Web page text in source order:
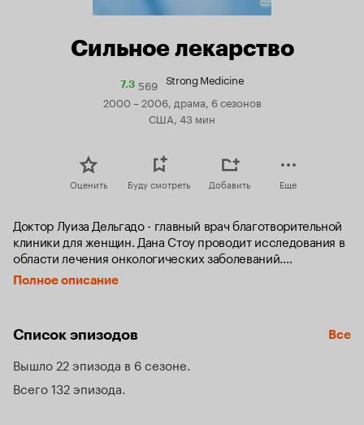
Сильное лекарство
7.3Рейтинг
Кинопоиска
569 Strong Medicine
2000 – 2006, драма, 6 сезонов
США, 43 мин
Оценить Буду смотреть Добавить Еще
Доктор Луиза Дельгадо - главный врач благотворительной
клиники для женщин. Дана Стоу проводит исследования в
области лечения онкологических заболеваний.
Луиза и Дана - люди с разными мировоззрениями и
клинику в Филадельфии и иметь возможность помогать
сталкиваться с маленькими трагедиями пациенток.
Переживая за всех, женщины-врачи нередко забывают
Полное описание
Список эпизодов Все
Вышло 22 эпизода в 6 сезоне
Всего 132 эпизода